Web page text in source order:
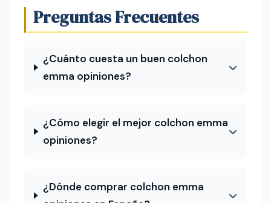
Preguntas Frecuentes
¿Cuánto cuesta un buen colchon
emma opiniones?
¿Cómo elegir el mejor colchon emma
opiniones?
¿Dónde comprar colchon emma